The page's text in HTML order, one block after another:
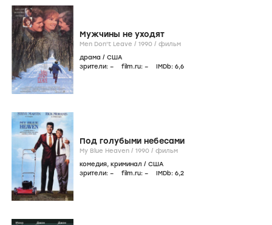
Мужчины не уходят
Men Don't Leave / 1990 / фильм
драма / США
зрители: – film.ru: – IMDb: 6,6
Под голубыми небесами
My Blue Heaven / 1990 / фильм
комедия, криминал / США
зрители: – film.ru: – IMDb: 6,2